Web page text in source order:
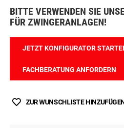
BITTE VERWENDEN SIE
FÜR ZWINGERANLAGEN!
JETZT KONFIGURATOR
FACHBERATUNG ANFORDERN
ZUR WUNSCHLISTE